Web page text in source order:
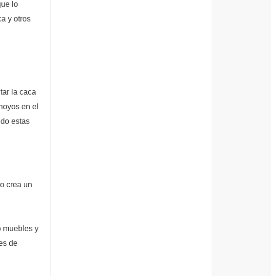
lo
y otros
la caca
en el
estas
crea un
muebles y
de